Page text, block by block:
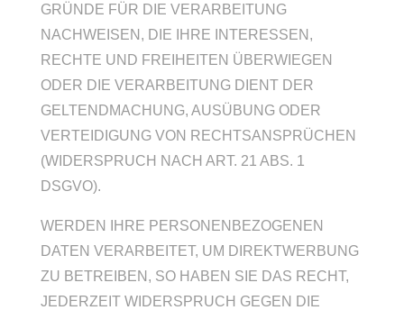
GRÜNDE FÜR DIE VERARBEITUNG
NACHWEISEN, DIE IHRE INTERESSEN,
RECHTE UND FREIHEITEN ÜBERWIEGEN
ODER DIE VERARBEITUNG DIENT DER
GELTENDMACHUNG, AUSÜBUNG ODER
VERTEIDIGUNG VON RECHTSANSPRÜCHEN
(WIDERSPRUCH NACH ART. 21 ABS. 1
DSGVO).
WERDEN IHRE PERSONENBEZOGENEN
DATEN VERARBEITET, UM DIREKTWERBUNG
ZU BETREIBEN, SO HABEN SIE DAS RECHT,
JEDERZEIT WIDERSPRUCH GEGEN DIE